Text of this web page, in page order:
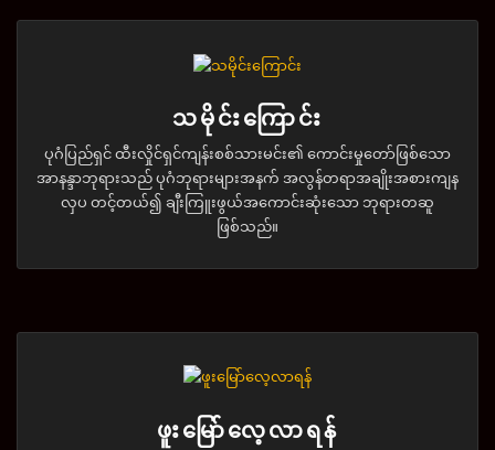
သမိုင်းကြောင်း
ပုဂံပြည်ရှင် ထီးလှိုင်ရှင်ကျန်းစစ်သားမင်း၏ ကောင်းမှုတော်ဖြစ်သော
အာနန္ဒာဘုရားသည် ပုဂံဘုရားများအနက် အလွန်တရာအချိုးအစားကျန
လှပ တင့်တယ်၍ ချီးကြူးဖွယ်အကောင်းဆုံးသော ဘုရားတဆူ
ဖြစ်သည်။
ဖူးမြော်လေ့လာရန်